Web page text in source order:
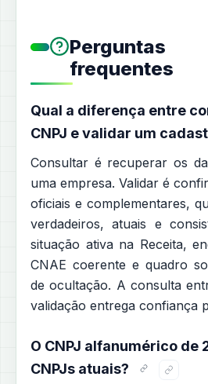
Perguntas
frequentes
Qual a diferença entre
CNPJ e validar um
Consultar é recuperar os
uma empresa. Validar é
oficiais e complementares,
verdadeiros, atuais e
situação ativa na Receita,
CNAE coerente e quadro
de ocultação. A consulta
validação entrega confiança
O CNPJ alfanumérico de
CNPJs atuais?